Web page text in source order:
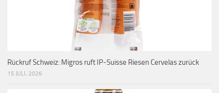
Rückruf Schweiz: Migros ruft IP-Suisse Riesen Cervelas zurück
15 JULI, 2026